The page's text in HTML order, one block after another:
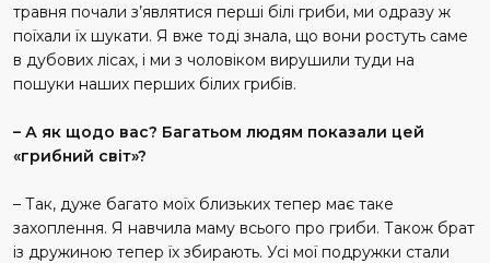
травня почали з’являтися перші білі гриби, ми одразу ж
поїхали їх шукати. Я вже тоді знала, що вони ростуть саме
в дубових лісах, і ми з чоловіком вирушили туди на
пошуки наших перших білих грибів.
– А як щодо вас? Багатьом людям показали цей
«грибний світ»?
– Так, дуже багато моїх близьких тепер має таке
захоплення. Я навчила маму всього про гриби. Також брат
із дружиною тепер їх збирають. Усі мої подружки стали